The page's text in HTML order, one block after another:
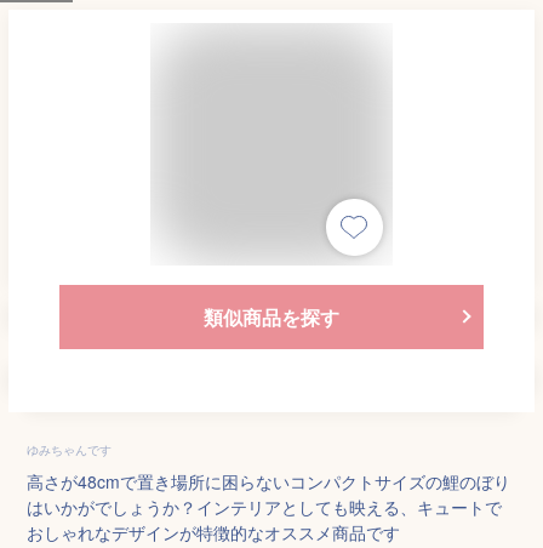
類似商品を探す
ゆみちゃんです
高さが48cmで置き場所に困らないコンパクトサイズの鯉のぼり
はいかがでしょうか？インテリアとしても映える、キュートで
おしゃれなデザインが特徴的なオススメ商品です